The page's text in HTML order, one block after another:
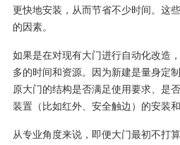
更快地安装，从而节省不少时间。这
的因素。
如果是在对现有大门进行自动化改造
多的时间和资源。因为新建是量身定
原大门的结构是否满足使用要求、是
装置（比如红外、安全触边）的安装
从专业角度来说，即便大门最初不打